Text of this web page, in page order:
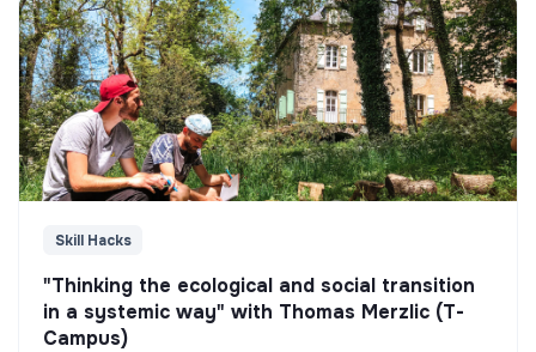
Skill Hacks
"Thinking the ecological and social transition
in a systemic way" with Thomas Merzlic (T-
Campus)